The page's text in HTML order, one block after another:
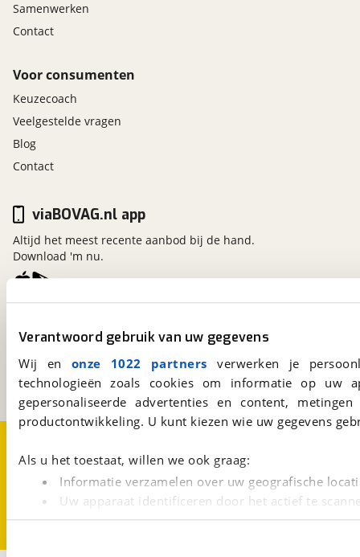
Verantwoord gebruik van uw gegevens
Wij en onze 1022 partners verwerken je
technologieën zoals cookies om informatie op
gepersonaliseerde advertenties en content,
productontwikkeling. U kunt kiezen wie uw gegevens
Als u het toestaat, willen we ook graag:
Informatie verzamelen over uw geografische
Uw apparaat identificeren door het actief te
Lees meer over hoe uw persoonlijke gegevens worden
Samenwerken
Contact
Voor consumenten
Keuzecoach
Veelgestelde vragen
Blog
Contact
Kosterijland15
Een initiatief van
BOVAG
viaBOVAG.nl app
Altijd het meest recente aanbod bij de hand.
Download 'm nu.
CookievoorkeurenVacatures